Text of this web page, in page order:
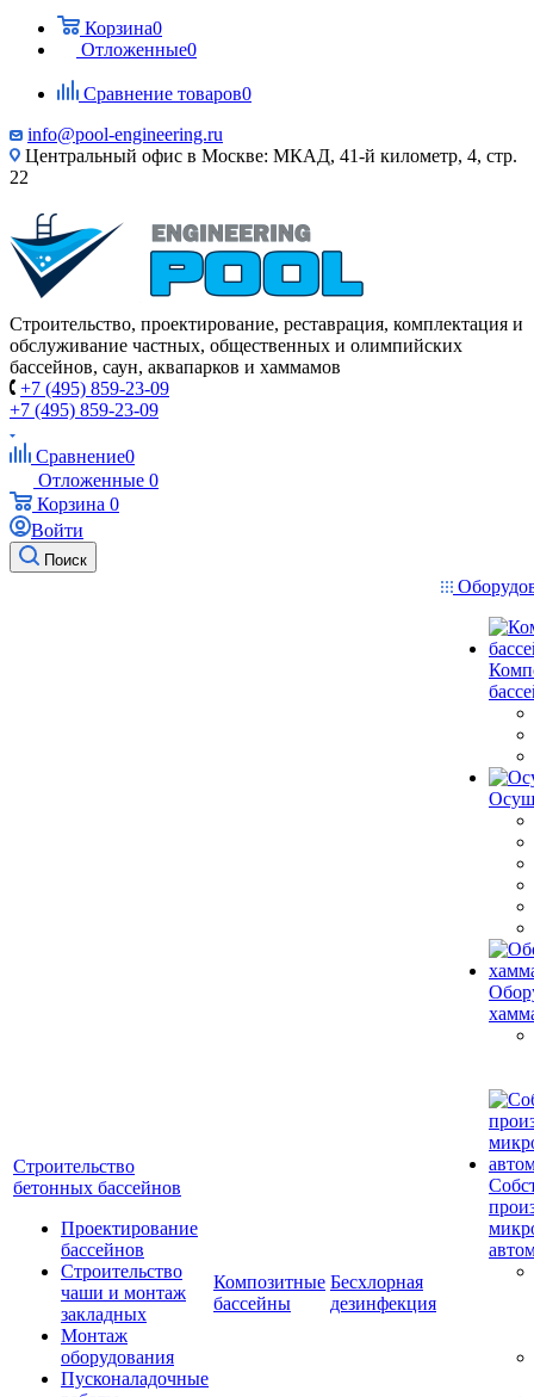
Корзина0
Отложенные0
Сравнение товаров0
info@pool-engineering.ru
Центральный офис в Москве: МКАД, 41-й километр, 4, стр.
22
Строительство, проектирование, реставрация, комплектация и
обслуживание частных, общественных и олимпийских
бассейнов, саун, аквапарков и хаммамов
+7 (495) 859-23-09
+7 (495) 859-23-09
Сравнение0
Отложенные 0
Корзина 0
Войти
Поиск
Строительство
бетонных бассейнов
Проектирование
бассейнов
Строительство
чаши и монтаж
закладных
Монтаж
оборудования
Пусконаладочные
Композитные
бассейны
Бесхлорная
дезинфекция